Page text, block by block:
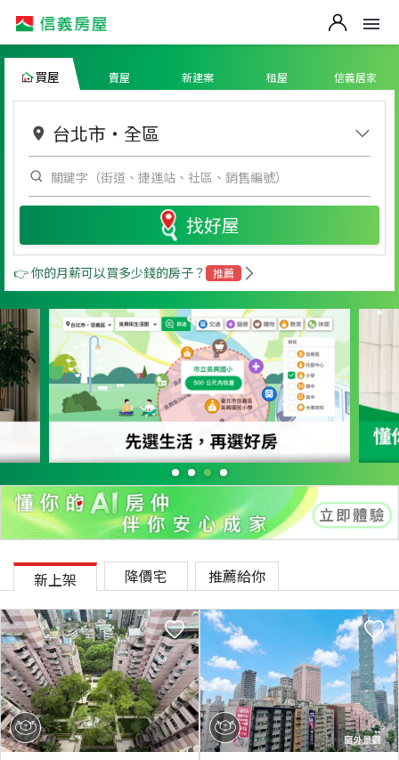
買屋 賣屋 新建案 租屋 信義居家
台北市 ・ 全區
找好屋
👉 你的月薪可以買多少錢的房子？ 推薦
新上架 降價宅 推薦給你